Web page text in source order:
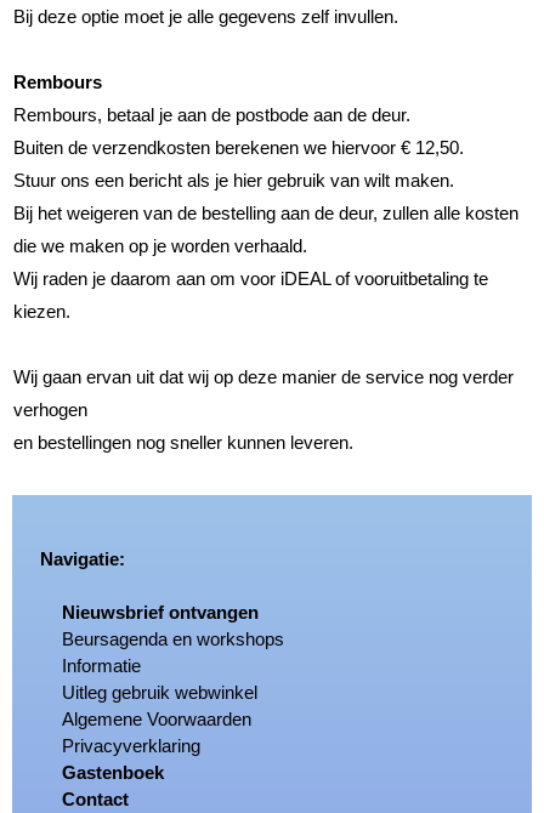
Bij deze optie moet je alle gegevens zelf invullen.
Rembours
Rembours, betaal je aan de postbode aan de deur.
Buiten de verzendkosten berekenen we hiervoor € 12,50.
Stuur ons een bericht als je hier gebruik van wilt maken.
Bij het weigeren van de bestelling aan de deur, zullen alle kosten
die we maken op je worden verhaald.
Wij raden je daarom aan om voor iDEAL of vooruitbetaling te
kiezen.
Wij gaan ervan uit dat wij op deze manier de service nog verder
verhogen
en bestellingen nog sneller kunnen leveren.
Navigatie:
Nieuwsbrief ontvangen
Beursagenda en workshops
Informatie
Uitleg gebruik webwinkel
Algemene Voorwaarden
Privacyverklaring
Gastenboek
Contact